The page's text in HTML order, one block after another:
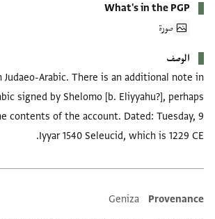
What's in the PGP
صورة
الوصف
Judaeo-Arabic. There is an additional note in
signed by Shelomo [b. Eliyyahu?], perhaps
contents of the account. Dated: Tuesday, 9
Iyyar 1540 Seleucid, which is 1229 CE.
Additional metadata
Provenance
Geniza